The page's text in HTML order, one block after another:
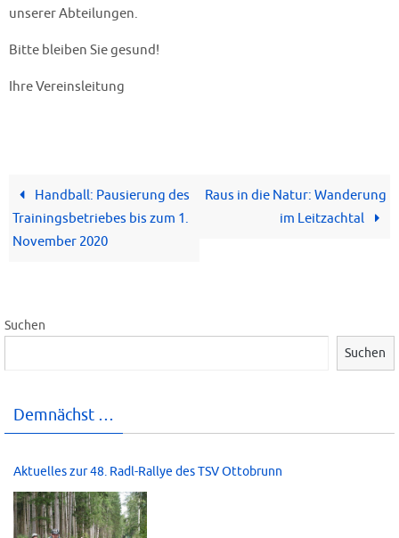
unserer Abteilungen.
Bitte bleiben Sie gesund!
Ihre Vereinsleitung
Handball: Pausierung des
Trainingsbetriebes bis zum 1.
November 2020
Raus in die Natur: Wanderung
im Leitzachtal
Suchen
Suchen
Demnächst …
Aktuelles zur 48. Radl-Rallye des TSV Ottobrunn